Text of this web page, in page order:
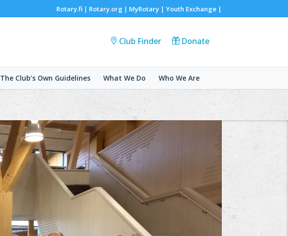
Rotary.fi| Rotary.org | MyRotary | Youth Exchange|
Club Finder Donate
The Club’s Own Guidelines What We Do Who We Are